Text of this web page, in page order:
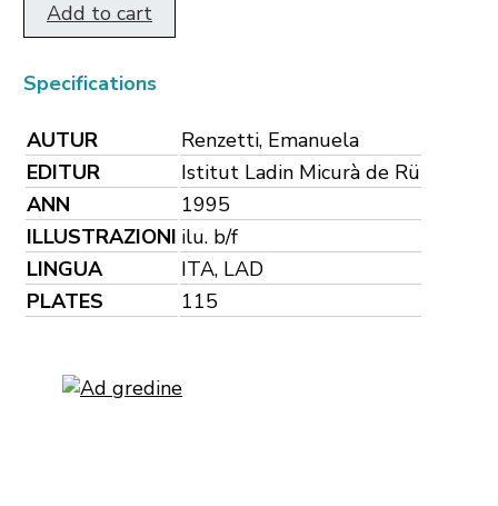
Add to cart
Specifications
AUTUR
Renzetti, Emanuela
EDITUR
Istitut Ladin Micurà de Rü
ANN
1995
ILLUSTRAZIONI ilu. b/f
LINGUA
ITA, LAD
PLATES
115